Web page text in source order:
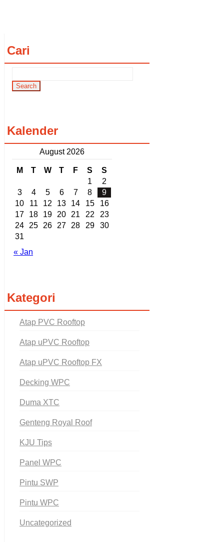
Cari
Kalender
August 2026
M T W T F S S
« Jan
1
2
3
4 5 6 7 8
9
10
11 12 13 14 15
16
17
18 19 20 21 22
23
24
25 26 27 28 29
30
31
Kategori
Atap PVC Rooftop
Atap uPVC Rooftop
Atap uPVC Rooftop FX
Decking WPC
Duma XTC
Genteng Royal Roof
KJU Tips
Panel WPC
Pintu SWP
Pintu WPC
Uncategorized